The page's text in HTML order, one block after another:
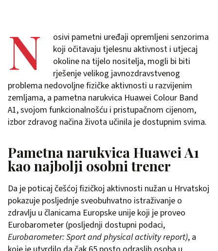
N
osivi pametni uređaji opremljeni senzorima
koji očitavaju tjelesnu aktivnost i utjecaj
okoline na tijelo nositelja, mogli bi biti
rješenje velikog javnozdravstvenog
problema nedovoljne fizičke aktivnosti u razvijenim
zemljama, a pametna narukvica Huawei Colour Band
A1, svojom funkcionalnošću i pristupačnom cijenom,
izbor zdravog načina života učinila je dostupnim svima.
Pametna narukvica Huawei A1
kao najbolji osobni trener
Da je poticaj češćoj fizičkoj aktivnosti nužan u Hrvatskoj
pokazuje posljednje sveobuhvatno istraživanje o
zdravlju u članicama Europske unije koji je proveo
Eurobarometer (posljednji dostupni podaci,
Eurobarometer: Sport and physical activity report), a